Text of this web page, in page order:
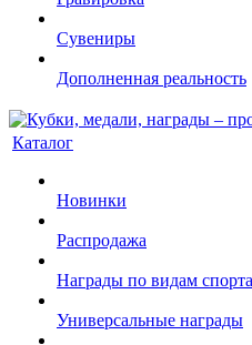
Сувениры
Дополненная реальность
Каталог
Новинки
Распродажа
Награды по видам спорта
Универсальные награды